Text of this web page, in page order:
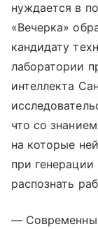
нуждается в
«Вечерка»
кандидату
лаборатории
интеллекта
что со
на которые
при
распознать
—